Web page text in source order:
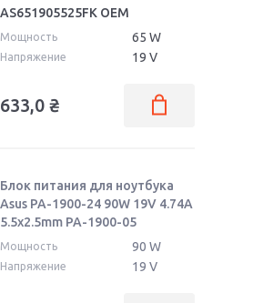
AS651905525FK OEM
Мощность 65 W
Напряжение 19 V
633,0 ₴
Блок питания для ноутбука
Asus PA-1900-24 90W 19V 4.74A
5.5x2.5mm PA-1900-05
Мощность 90 W
Напряжение 19 V